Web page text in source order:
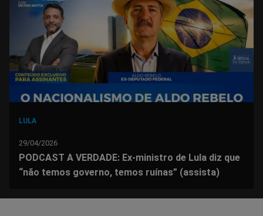
FacebookWhatsappTwitterMessengerTelegramGettr
LULA
29/04/2026
PODCAST A VERDADE: Ex-ministro de Lula diz que
“não temos governo, temos ruínas” (assista)